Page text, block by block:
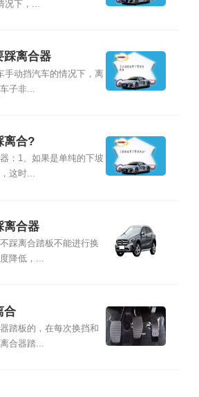
况下，...
踩离合器
手动挡汽车的情况下，离
子非...
离合?
：1、如果是单纯的下坡
这时...
离合器
踩离合踏板不能进行换
降低，...
合
踏板的，在每次换挡和
合器踏...